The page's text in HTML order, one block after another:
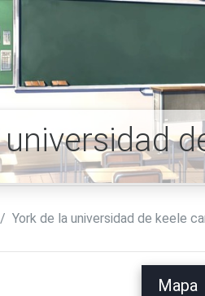
York de la universidad de keele
Mapa